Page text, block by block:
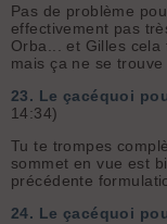
Pas de problème
effectivement pas
Orba... et Gilles cela
mais ça ne se
23. Le çacéquoi
14:34)
Tu te trompes
sommet en vue est
précédente
24. Le çacéquoi